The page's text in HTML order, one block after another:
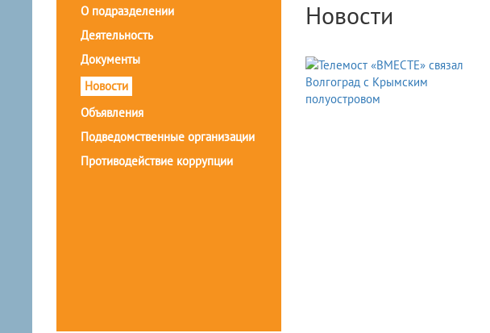
О подразделении
Деятельность
Документы
Новости
Объявления
Подведомственные организации
Противодействие коррупции
Новости